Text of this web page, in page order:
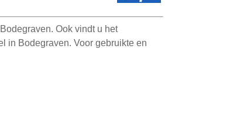
Ook vindt u het
in Bodegraven. Voor gebruikte en